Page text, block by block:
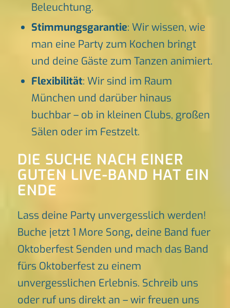
Beleuchtung.
Stimmungsgarantie: Wir wissen, wie
man eine Party zum Kochen bringt
und deine Gäste zum Tanzen animiert.
Flexibilität: Wir sind im Raum
München und darüber hinaus
buchbar – ob in kleinen Clubs, großen
Sälen oder im Festzelt.
DIE SUCHE NACH EINER
GUTEN LIVE-BAND HAT EIN
ENDE
Lass deine Party unvergesslich werden!
Buche jetzt 1 More Song, deine Band fuer
Oktoberfest Senden und mach das Band
fürs Oktoberfest zu einem
unvergesslichen Erlebnis. Schreib uns
oder ruf uns direkt an – wir freuen uns